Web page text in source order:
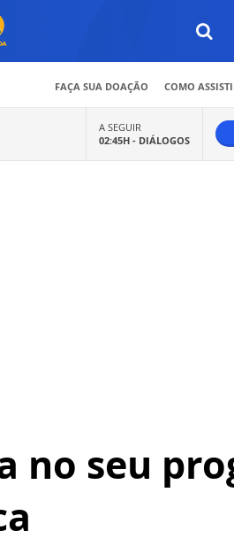
FAÇA SUA DOAÇÃO COMO
A SEGUIR
02:45H - DIÁLOGOS
no seu